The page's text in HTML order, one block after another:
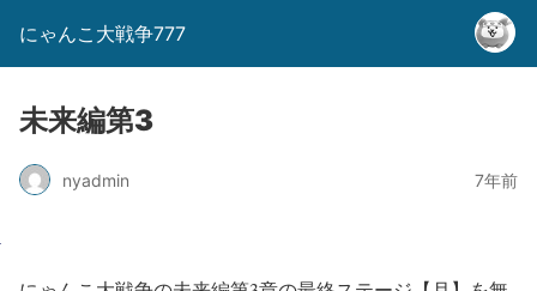
にゃんこ大戦争777
未来編第3
nyadmin 7年前